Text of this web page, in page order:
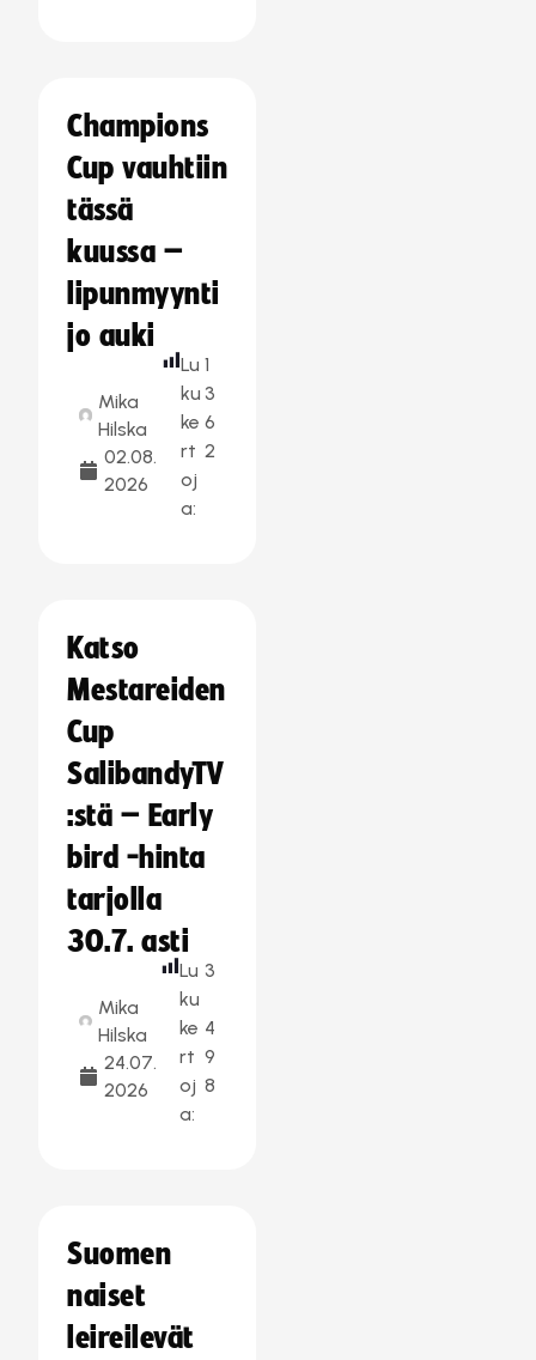
Champions
Cup vauhtiin
tässä
kuussa –
lipunmyynti
jo auki
Mika
Hilska
02.08.
2026
Lu
ku
ke
rt
oj
a:
1
3
6
2
Katso
Mestareiden
Cup
SalibandyTV
:stä – Early
bird -hinta
tarjolla
30.7. asti
Mika
Hilska
24.07.
2026
Lu
ku
ke
rt
oj
a:
3
4
9
8
Suomen
naiset
leireilevät